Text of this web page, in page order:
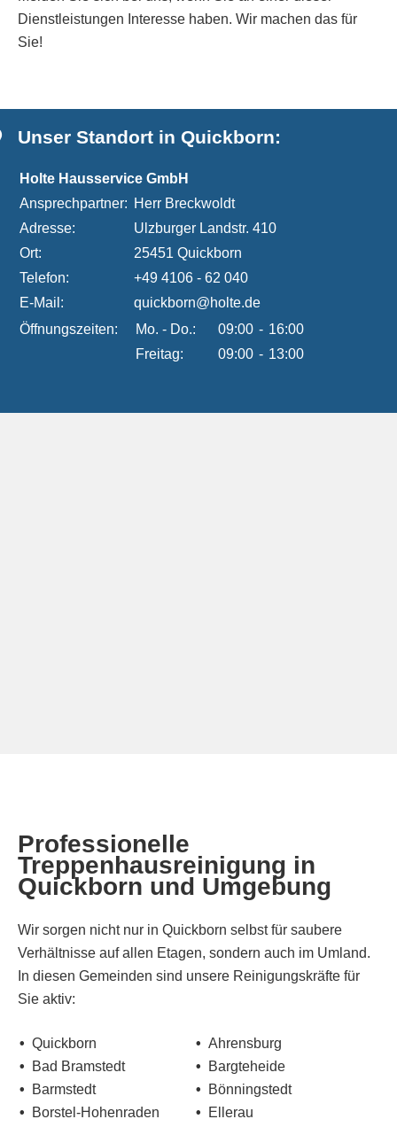
Dienstleistungen Interesse haben. Wir machen das für
Sie!
Unser Standort in Quickborn:
Holte Hausservice GmbH
Ansprechpartner: Herr Breckwoldt
Adresse:
Ulzburger Landstr. 410
Ort:
25451 Quickborn
Telefon:
+49 4106 - 62 040
E-Mail:
quickborn@holte.de
Öffnungszeiten:
Mo. - Do.: 09:00 - 16:00
Freitag:
09:00 - 13:00
Professionelle
Treppenhausreinigung in
Quickborn und Umgebung
Wir sorgen nicht nur in Quickborn selbst für saubere
Verhältnisse auf allen Etagen, sondern auch im Umland.
In diesen Gemeinden sind unsere Reinigungskräfte für
Sie aktiv:
Quickborn
Ahrensburg
Bad Bramstedt
Bargteheide
Barmstedt
Bönningstedt
Borstel-Hohenraden
Ellerau